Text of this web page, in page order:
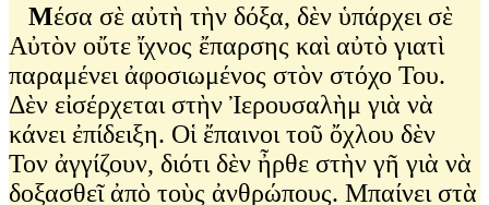
Μέσα σὲ αὐτὴ τὴν δόξα, δὲν ὑπάρχει σὲ
Αὐτὸν οὔτε ἴχνος ἔπαρσης καὶ αὐτὸ γιατὶ
παραμένει ἀφοσιωμένος στὸν στόχο Του.
Δὲν εἰσέρχεται στὴν Ἰερουσαλὴμ γιὰ νὰ
κάνει ἐπίδειξη. Οἱ ἔπαινοι τοῦ ὄχλου δὲν
Τον ἀγγίζουν, διότι δὲν ἦρθε στὴν γῆ γιὰ νὰ
δοξασθεῖ ἀπὸ τοὺς ἀνθρώπους. Μπαίνει στὰ